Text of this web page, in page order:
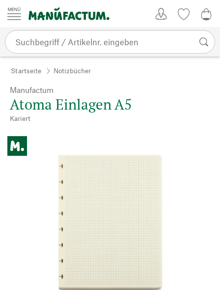
Zum Inhalt springen
Startseite Notizbücher
Manufactum
Atoma Einlagen A5
Kariert